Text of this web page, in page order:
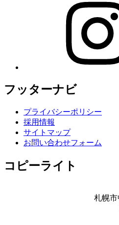
フッターナビ
プライバシーポリシー
採用情報
サイトマップ
お問い合わせフォーム
コピーライト
札幌